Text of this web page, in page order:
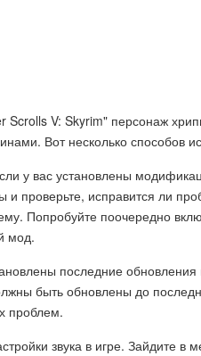
Scrolls V: Skyrim" персонаж
Вот несколько способов
у вас установлены
и проверьте, исправится ли
Попробуйте поочередно
мод.
последние
быть обновлены до
проблем.
звука в игре. Зайдите